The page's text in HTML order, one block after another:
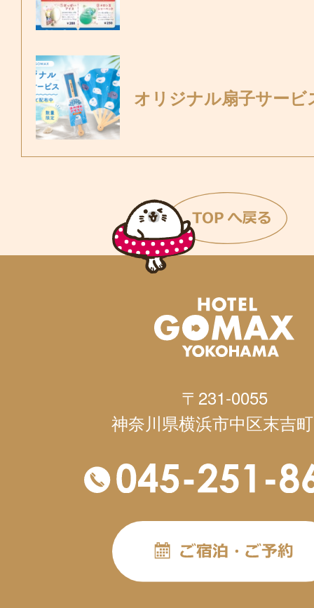
オリジナル扇子サービ
〒231-0055
神奈川県横浜市中区末吉